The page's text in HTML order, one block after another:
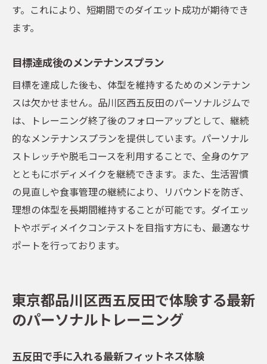
す。これにより、短期間でのダイエット成功が期待でき
ます。
目標達成後のメンテナンスプラン
目標を達成した後も、体型を維持するためのメンテナン
スは欠かせません。品川区西五反田のパーソナルジムで
は、トレーニング終了後のフォローアップとして、継続
的なメンテナンスプランを提供しています。パーソナル
ストレッチや脱毛コースを利用することで、全身のケア
とともにボディメイクを継続できます。また、生活習慣
の見直しや食事管理の継続により、リバウンドを防ぎ、
理想の体型を長期間維持することが可能です。ダイエッ
トやボディメイクコンテストを目指す方にも、最適なサ
ポートを行っております。
東京都品川区西五反田で体験する最新
のパーソナルトレーニング
五反田で手に入れる最新フィットネス体験